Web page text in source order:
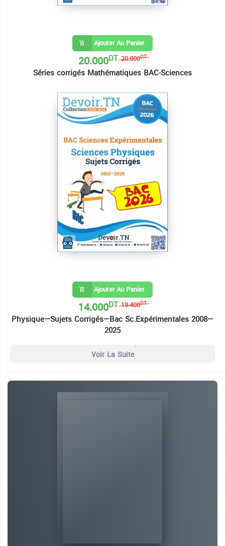
Ajouter Au Panier
20.000DT
20.000DT
Séries corrigés Mathématiques BAC-Sciences
Ajouter Au Panier
19.400DT
14.000DT
Physique—Sujets Corrigés—Bac Sc.Expérimentales 2008—
2025
Voir La Suite
13 Livres Bac Sciences Expérimentales